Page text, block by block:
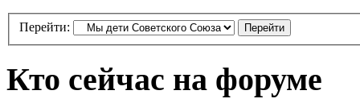
Перейти:
Кто сейчас на форуме